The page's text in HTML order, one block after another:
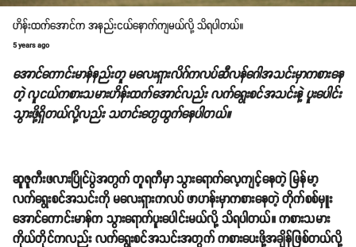
ဟိန်းထက်အောင်က အနည်းငယ်နောက်ကျမယ်လို့ သိရပါတယ်။
5 years ago
အောင်ကောင်းမာန်နည်းတူ မလေးရှားလိဂ်ကလပ်ဆီလန်ဂေါအသင်းမှာကစားနေ
တဲ့ လူငယ်ကစားသမားဟိန်းထက်အောင်လည်း လက်ရွေးစင်အသင်းနဲ့ ပူးပေါင်း
သွားဖို့ရှိတယ်လို့လည်း သတင်းတွေထွက်နေပါတယ်။
ဆူဇူကီးဖလားပြိုင်ပွဲအတွက် တူရကီမှာ သွားရောက်လေ့ကျင့်နေတဲ့ မြန်မာ့
လက်ရွေးစင်အသင်းကို မလေးရှားကလပ် ဖာဟန်းမှာကစားနေတဲ့ တိုက်စစ်မှူး
အောင်ကောင်းမာန်က သွားရောက်ပူးပေါင်းမယ်လို့ သိရပါတယ်။ ကစားသမား
ကိုယ်တိုင်ကလည်း လက်ရွေးစင်အသင်းအတွက် ကစားပေးဖို့အချိန်ဖြစ်တယ်လို့